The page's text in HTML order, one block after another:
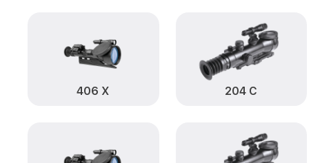
406 Х 204 С